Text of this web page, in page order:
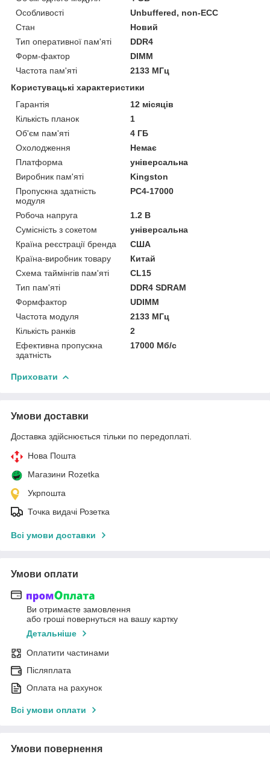
Особливості
Unbuffered, non-ECC
Стан
Новий
Тип оперативної пам'яті
DDR4
Форм-фактор
DIMM
Частота пам'яті
2133 МГц
Користувацькі характеристики
Гарантія
12 місяців
Кількість планок
1
Об'єм пам'яті
4 ГБ
Охолодження
Немає
Платформа
універсальна
Виробник пам'яті
Kingston
Пропускна здатність
модуля
PC4-17000
Робоча напруга
1.2 B
Сумісність з сокетом
універсальна
Країна реєстрації бренда
США
Країна-виробник товару
Китай
Схема таймінгів пам'яті
CL15
Тип пам'яті
DDR4 SDRAM
Формфактор
UDIMM
Частота модуля
2133 МГц
Кількість ранків
2
Ефективна пропускна
здатність
17000 Мб/с
Приховати
Умови доставки
Доставка здійснюється тільки по передоплаті.
Нова Пошта
Магазини Rozetka
Укрпошта
Точка видачі Розетка
Всі умови доставки
Умови оплати
Ви отримаєте замовлення
або гроші повернуться на вашу картку
Детальніше
Оплатити частинами
Післяплата
Оплата на рахунок
Всі умови оплати
Умови повернення